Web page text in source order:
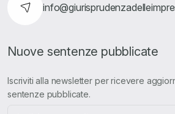
Nuove sentenze pubblicate
Iscriviti alla newsletter per ricevere
sentenze pubblicate.